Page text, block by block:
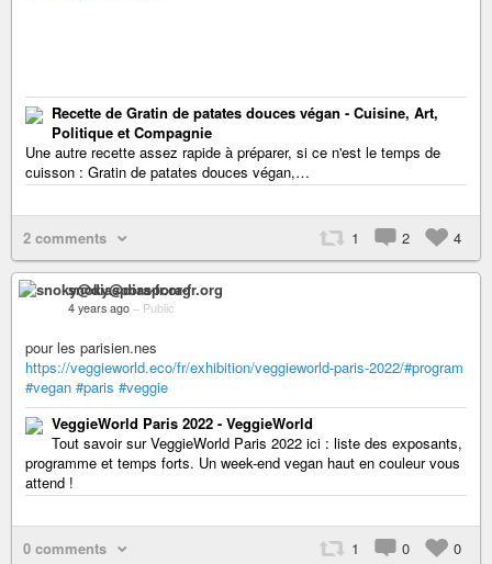
Recette de Gratin de patates douces végan - Cuisine, Art,
Politique et Compagnie
Une autre recette assez rapide à préparer, si ce n'est le temps de
cuisson : Gratin de patates douces végan,…
2 comments 1 2 4
snoky@diaspora-fr.org
4 years ago – Public
pour les parisien.nes
https://veggieworld.eco/fr/exhibition/veggieworld-paris-2022/#program
#vegan #paris #veggie
VeggieWorld Paris 2022 - VeggieWorld
Tout savoir sur VeggieWorld Paris 2022 ici : liste des exposants,
programme et temps forts. Un week-end vegan haut en couleur vous
attend !
0 comments 1 0 0